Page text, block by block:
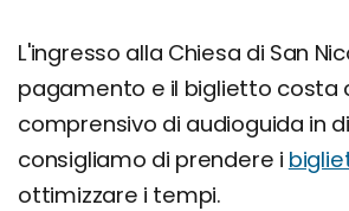
L'ingresso alla Chiesa di San
pagamento e il biglietto costa
comprensivo di audioguida in
consigliamo di prendere i
ottimizzare i tempi.